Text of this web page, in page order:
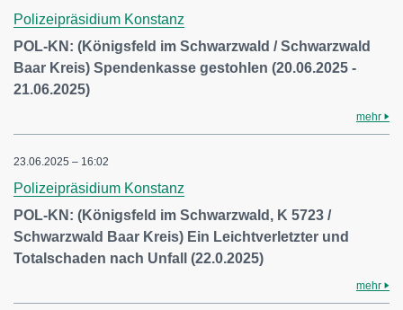
Polizeipräsidium Konstanz
POL-KN: (Königsfeld im Schwarzwald / Schwarzwald
Baar Kreis) Spendenkasse gestohlen (20.06.2025 -
21.06.2025)
mehr
23.06.2025 – 16:02
Polizeipräsidium Konstanz
POL-KN: (Königsfeld im Schwarzwald, K 5723 /
Schwarzwald Baar Kreis) Ein Leichtverletzter und
Totalschaden nach Unfall (22.0.2025)
mehr